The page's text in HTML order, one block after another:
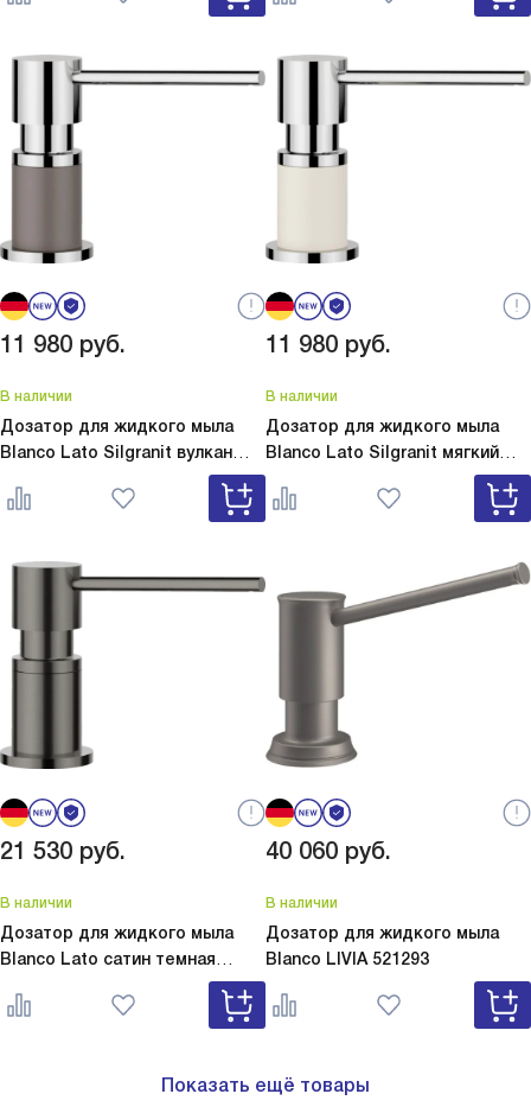
11 980 руб.
В наличии
Дозатор для жидкого мыла
Blanco Lato Silgranit вулкан
Lato Silgranit вулкан
серый 526954
11 980 руб.
В наличии
Дозатор для жидкого мыла
Blanco Lato Silgranit мягкий
Lato Silgranit мягкий
белый 526955
21 530 руб.
В наличии
Дозатор для жидкого мыла
Blanco Lato сатин темная
Lato сатин темная сталь
527743
40 060 руб.
В наличии
Дозатор для жидкого мыла
Blanco LIVIA 521293
Показать ещё товары